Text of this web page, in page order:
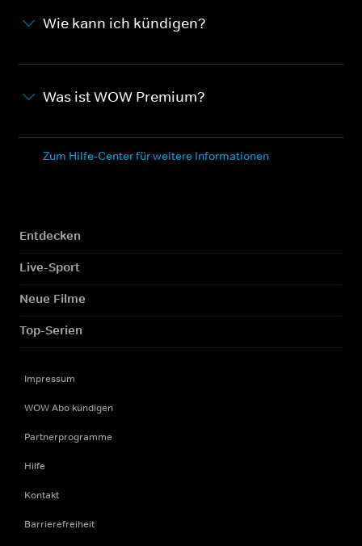
Wie kann ich kündigen?
Was ist WOW Premium?
Zum Hilfe-Center für weitere Informationen
Entdecken
Live-Sport
Neue Filme
Top-Serien
Impressum
WOW Abo kündigen
Partnerprogramme
Hilfe
Kontakt
Barrierefreiheit